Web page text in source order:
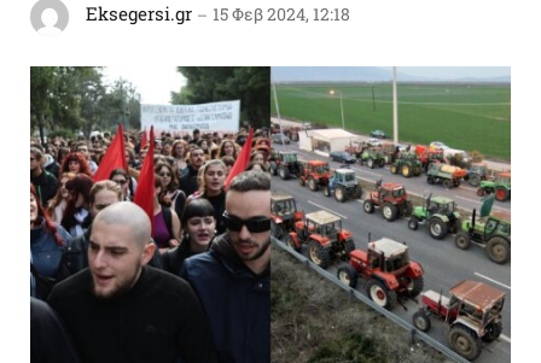
Eksegersi.gr 15 Φεβ 2024, 12:18